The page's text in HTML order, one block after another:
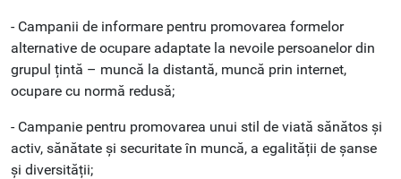
- Campanii de informare pentru promovarea formelor
alternative de ocupare adaptate la nevoile persoanelor din
grupul țintă – muncă la distantă, muncă prin internet,
ocupare cu normă redusă;
- Campanie pentru promovarea unui stil de viată sănătos și
activ, sănătate și securitate în muncă, a egalității de șanse
și diversității;